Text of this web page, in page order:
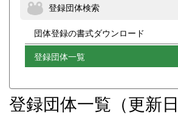
登録団体検索
団体登録の書式ダウンロード
登録団体一覧
登録団体一覧（更新日